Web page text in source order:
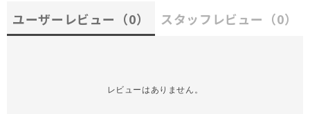
ユーザーレビュー （0） スタッフレビュー （0）
レビューはありません。